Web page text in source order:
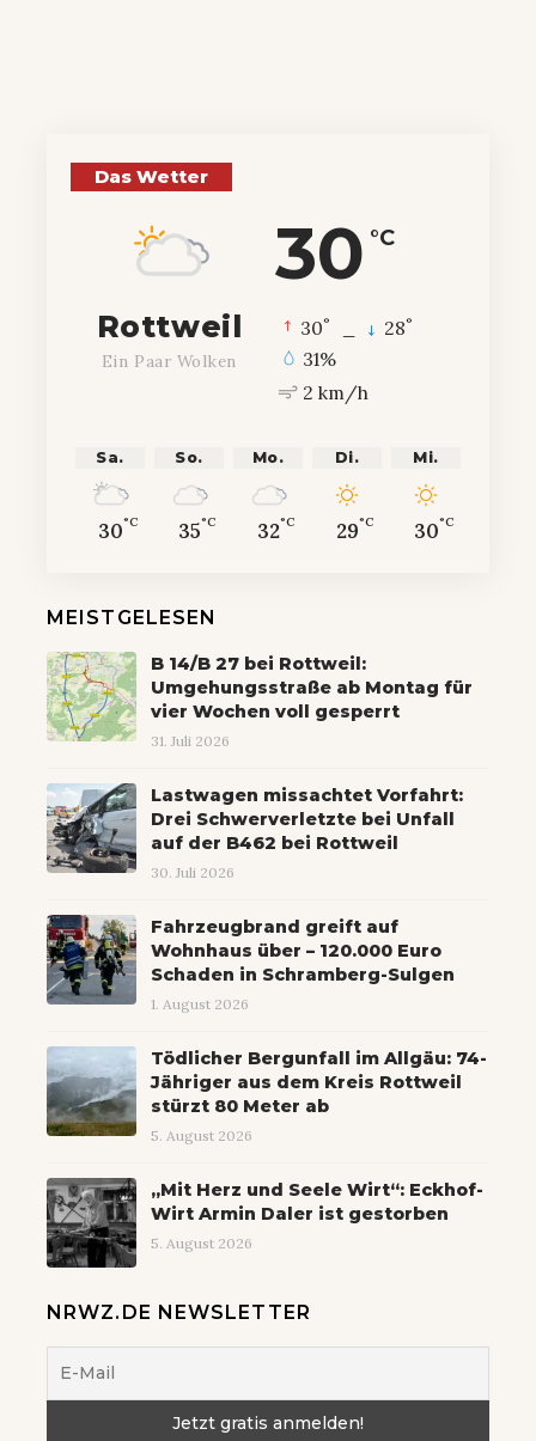
Das Wetter
30 °C
Rottweil
Ein Paar Wolken
30° 28°
31%
2 km/h
Sa.
30°C
So.
35°C
Mo.
32°C
Di.
29°C
Mi.
30°C
MEISTGELESEN
B 14/B 27 bei Rottweil:
Umgehungsstraße ab Montag für
vier Wochen voll gesperrt
31. Juli 2026
Lastwagen missachtet Vorfahrt:
Drei Schwerverletzte bei Unfall
auf der B462 bei Rottweil
30. Juli 2026
Fahrzeugbrand greift auf
Wohnhaus über – 120.000 Euro
Schaden in Schramberg-Sulgen
1. August 2026
Tödlicher Bergunfall im Allgäu: 74-
Jähriger aus dem Kreis Rottweil
stürzt 80 Meter ab
5. August 2026
„Mit Herz und Seele Wirt“: Eckhof-
Wirt Armin Daler ist gestorben
5. August 2026
NRWZ.DE NEWSLETTER